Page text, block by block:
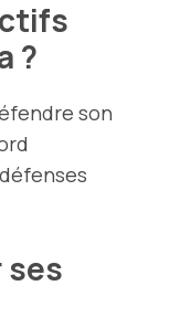
?
son
ses